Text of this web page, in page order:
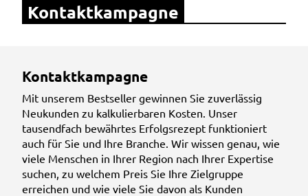
Kontaktkampagne
Kontaktkampagne
Mit unserem Bestseller gewinnen Sie zuverlässig
Neukunden zu kalkulierbaren Kosten. Unser
tausendfach bewährtes Erfolgsrezept funktioniert
auch für Sie und Ihre Branche. Wir wissen genau, wie
viele Menschen in Ihrer Region nach Ihrer Expertise
suchen, zu welchem Preis Sie Ihre Zielgruppe
erreichen und wie viele Sie davon als Kunden